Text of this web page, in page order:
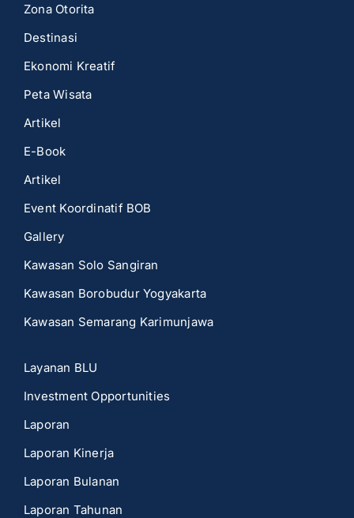
Zona Otorita
Destinasi
Ekonomi Kreatif
Peta Wisata
Artikel
E-Book
Artikel
Event Koordinatif BOB
Gallery
Kawasan Solo Sangiran
Kawasan Borobudur Yogyakarta
Kawasan Semarang Karimunjawa
Layanan BLU
Investment Opportunities
Laporan
Laporan Kinerja
Laporan Bulanan
Laporan Tahunan